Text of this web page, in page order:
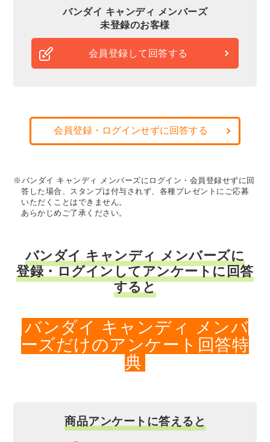
バンダイ キャンディ メンバーズ
未登録のお客様
会員登録して回答する
会員登録・ログインせずに回答する
※バンダイ キャンディ メンバーズにログイン・会員登録せずに回
答した場合、スタンプは付与されず、各種プレゼントにご応募
いただくことはできません。
あらかじめご了承ください。
バンダイ キャンディ メンバーズに
登録・ログインしてアンケートに回答
すると
バンダイ キャンディ メンバ
ーズだけのアンケート回答特
典
商品アンケートに答えると